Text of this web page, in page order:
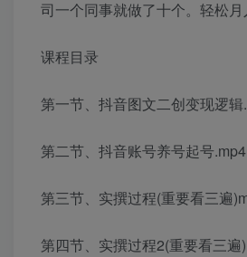
司一个同事就做了十个。轻松
课程目录
第一节、抖音图文二创变现逻辑
第二节、抖音账号养号起号.mp4
第三节、实撰过程(重要看三遍
第四节、实撰过程2(重要看三遍